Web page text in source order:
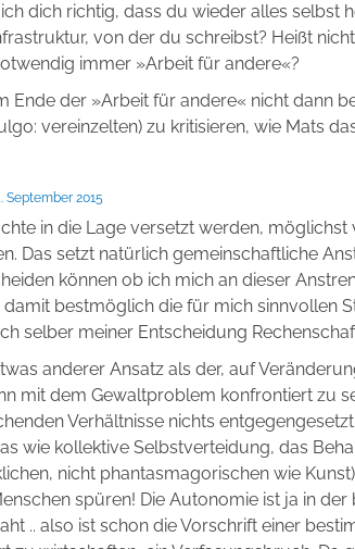
ich dich richtig, dass du wieder alles selbst
von der du schreibst? Heißt
immer »Arbeit für andere«?
Ende der »Arbeit für andere« nicht dann
vereinzelten) zu kritisieren, wie Mats
September 2015
in die Lage versetzt werden,
Das setzt natürlich gemeinschaftliche
können ob ich mich an dieser
damit bestmöglich die für mich sinnvollen
selber meiner Entscheidung
anderer Ansatz als der, auf
mit dem Gewaltproblem konfrontiert zu
Verhältnisse nichts
wie kollektive Selbstverteidung, das
nicht phantasmagorischen wie
spüren! Die Autonomie ist ja in
.. also ist schon die Vorschrift einer